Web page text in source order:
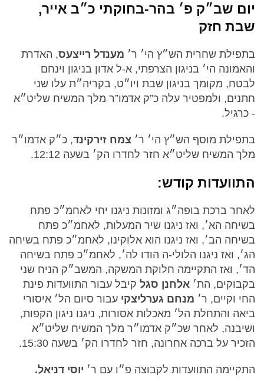
יום שב״ק פ׳ בהר-בחוקתי כ״ב אייר,
שבת חזק
בתפילת שחרית הש״ץ הי׳ ר׳ מענדל רייצעס, האדרת
והאמונה הי׳ בניגון הצרפתי, א-ל אדון בניגון וינחם
לבטח, מקומך בניגון שבת ויו״ט, בקריה״ת עלו שני
חתנים, ולמפטיר עלה כ”ק אדמו”ר מלך המשיח שליט״א
- כרגיל.
בתפילת מוסף הש״ץ הי׳ ר׳ צמח זירקינד, כ״ק אדמו״ר
מלך המשיח שליט״א חזר לחדרו הק׳ בשעה 12:12.
התוועדות קודש:
לאחר ברכת בופה״ג ומזונות ניגנו יחי לאחמ״כ פתח
בשיחה הא׳, ואז ניגנו שיר המעלות, לאחמ״כ פתח
בשיחה הב׳, ואז ניגנו הוא אלוקינו, לאחמ״כ פתח בשיחה
הג׳, ואז ניגנו הלולי-ה הודו לה׳, לאחמ״כ פתח בשיחה
הד׳, ואז התקיימה חלוקת המשקה, המשב״ק הניח שני
בקבוקים, הת׳ אלחנן סגל קיבל עבור התוועדות פינת
החי וקיים, ר׳ מנחם גערליצקי עבור סיום הל׳ איסורי
ביאה והתחלת הל׳ מאכלות אסורות, ניגנו ניגון הקפות,
ושיבנה, לאחר שכ״ק אדמו״ר מלך המשיח שליט״א
הזכיר על ברכה אחרונה, חזר לחדרו הק׳ בשעה 15:30.
התקיימה התוועדות לקבוצה פ״ו עם ר׳ יוסי דניאל.